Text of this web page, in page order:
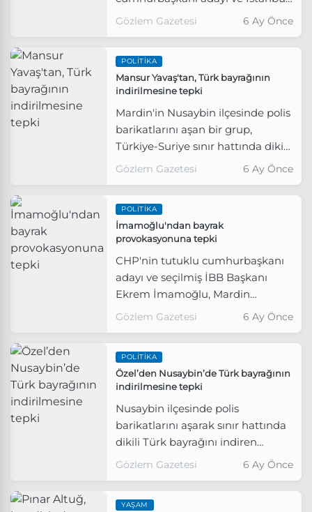
Büyükşehir Belediye Başkanı
açıklanmasına tepki gösterdi.
Gözlem Gazetesi 6 Ay Önce
POLITIKA
Mansur Yavaş'tan, Türk bayrağının
indirilmesine tepki
Mardin'in Nusaybin ilçesinde polis
barikatlarını aşan bir grup,
Türkiye-Suriye sınır hattında dikili
Türk bayrağını indirdi.
Gözlem Gazetesi 6 Ay Önce
POLITIKA
İmamoğlu'ndan bayrak
provokasyonuna tepki
CHP'nin tutuklu cumhurbaşkanı
adayı ve seçilmiş İBB Başkanı
Ekrem İmamoğlu, Mardin
Nusaybin'de yaşanan Türk
Gözlem Gazetesi 6 Ay Önce
POLITIKA
Özel’den Nusaybin’de Türk bayrağının
indirilmesine tepki
Nusaybin ilçesinde polis
barikatlarını aşarak sınır hattında
dikili Türk bayrağını indiren
grubun provokasyonuna tepkiler
Gözlem Gazetesi 6 Ay Önce
YAŞAM